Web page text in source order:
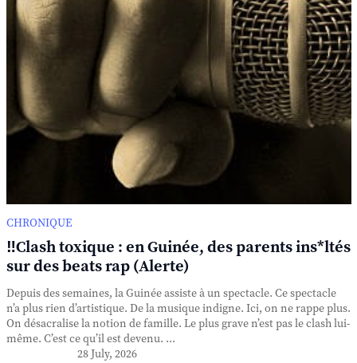
CHRONIQUE
‼️Clash toxique : en Guinée, des parents ins*ltés
sur des beats rap (Alerte)
Depuis des semaines, la Guinée assiste à un spectacle. Ce spectacle
n’a plus rien d’artistique. De la musique indigne. Ici, on ne rappe plus.
On désacralise la notion de famille. Le plus grave n’est pas le clash lui-
même. C’est ce qu’il est devenu. ...
28 July, 2026